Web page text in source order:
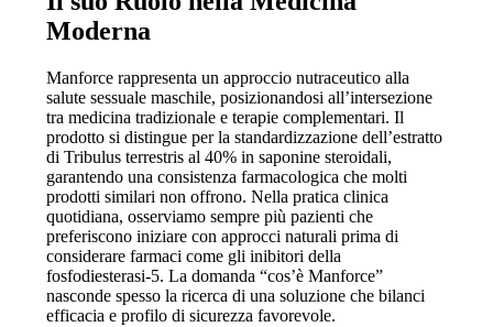
Moderna
Manforce rappresenta un approccio nutraceutico alla
salute sessuale maschile, posizionandosi all’intersezione
tra medicina tradizionale e terapie complementari. Il
prodotto si distingue per la standardizzazione dell’estratto
di Tribulus terrestris al 40% in saponine steroidali,
garantendo una consistenza farmacologica che molti
prodotti similari non offrono. Nella pratica clinica
quotidiana, osserviamo sempre più pazienti che
preferiscono iniziare con approcci naturali prima di
considerare farmaci come gli inibitori della
fosfodiesterasi-5. La domanda “cos’è Manforce”
nasconde spesso la ricerca di una soluzione che bilanci
efficacia e profilo di sicurezza favorevole.